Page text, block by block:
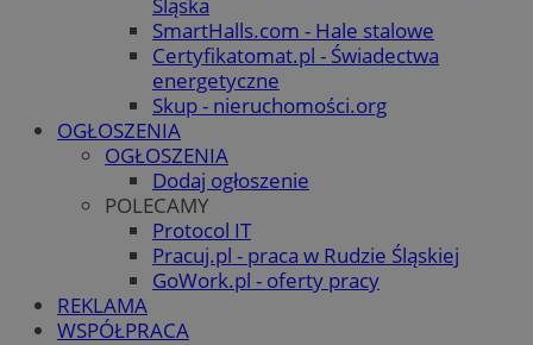
SmartHalls.com - Hale stalowe
Certyfikatomat.pl - Świadectwa
energetyczne
Skup - nieruchomości.org
OGŁOSZENIA
OGŁOSZENIA
Dodaj ogłoszenie
POLECAMY
Protocol IT
Pracuj.pl - praca w Rudzie Śląskiej
GoWork.pl - oferty pracy
REKLAMA
WSPÓŁPRACA